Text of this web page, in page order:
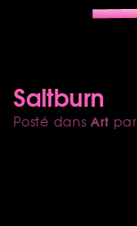
Saltburn
Posté dansArt par